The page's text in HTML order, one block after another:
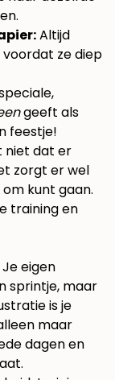
Altijd
ze diep
geeft als
feestje!
niet dat er
zorgt er wel
kunt gaan.
training en
eigen
sprintje, maar
is je
maar
dagen en